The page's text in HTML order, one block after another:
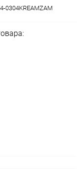
0304KREAMZAM